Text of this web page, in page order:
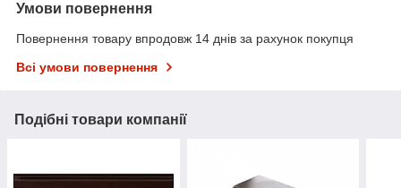
Умови повернення
Повернення товару впродовж 14 днів за рахунок покупця
Всі умови повернення
Подібні товари компанії